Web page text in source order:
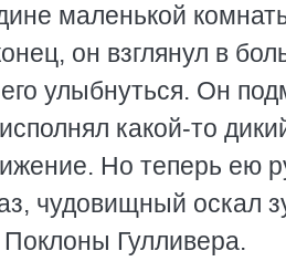
маленькой
он взглянул в
улыбнуться. Он
какой-то
Но теперь ею
чудовищный оскал
Гулливера.